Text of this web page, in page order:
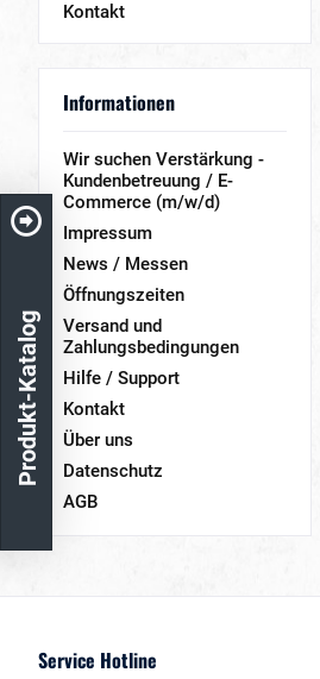
Kontakt
Informationen
Wir suchen Verstärkung -
Kundenbetreuung / E-
Commerce (m/w/d)
Impressum
News / Messen
Öffnungszeiten
Versand und
Zahlungsbedingungen
Hilfe / Support
Kontakt
Über uns
Datenschutz
AGB
Service Hotline
Produkt-Katalog